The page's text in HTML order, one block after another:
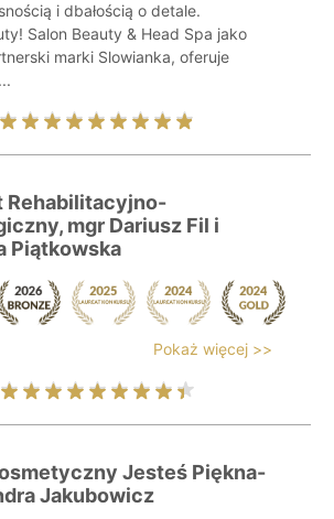
i dbałością o detale.
Salon Beauty & Head Spa jako
marki Slowianka, oferuje
Rehabilitacyjno-
mgr Dariusz Fil i
Piątkowska
Pokaż więcej >>
Jesteś Piękna-
Jakubowicz